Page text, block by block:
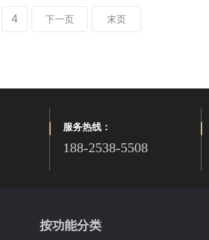
4 下一页 末页
服务热线：
188-2538-5508
按功能分类